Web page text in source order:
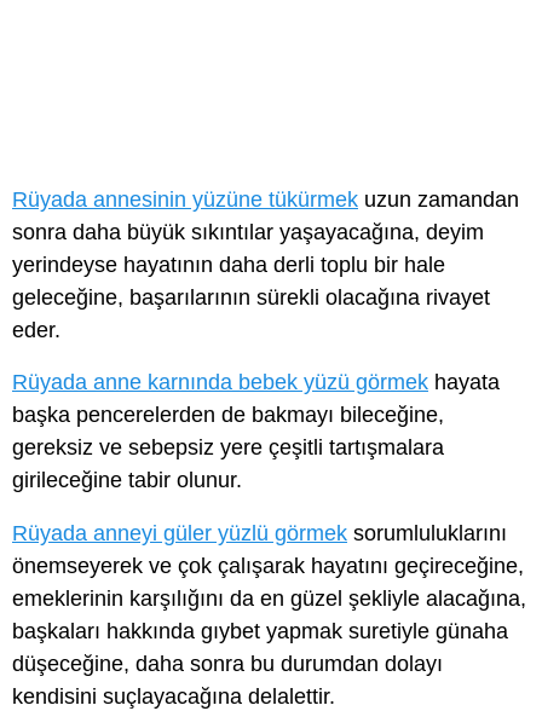
Rüyada annesinin yüzüne tükürmek uzun zamandan
sonra daha büyük sıkıntılar yaşayacağına, deyim
yerindeyse hayatının daha derli toplu bir hale
geleceğine, başarılarının sürekli olacağına rivayet
eder.
Rüyada anne karnında bebek yüzü görmek hayata
başka pencerelerden de bakmayı bileceğine,
gereksiz ve sebepsiz yere çeşitli tartışmalara
girileceğine tabir olunur.
Rüyada anneyi güler yüzlü görmek sorumluluklarını
önemseyerek ve çok çalışarak hayatını geçireceğine,
emeklerinin karşılığını da en güzel şekliyle alacağına,
başkaları hakkında gıybet yapmak suretiyle günaha
düşeceğine, daha sonra bu durumdan dolayı
kendisini suçlayacağına delalettir.